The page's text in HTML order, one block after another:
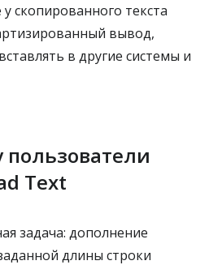
скопированного текста
вывод,
в другие системы и
Text
задача: дополнение
длины строки